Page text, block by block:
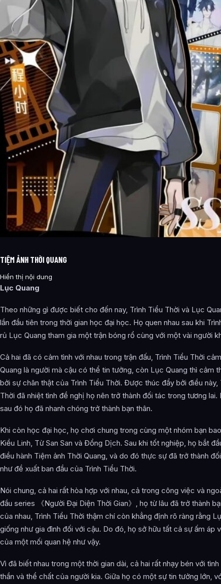
TIỆM ẢNH THỜI QUANG
Hiển thị nội dung
Lục Quang
Theo những gì được biết cho đến nay, Trình Tiểu Thời và Lục
lần đầu tiên trong thời gian học đại học. Họ quen nhau sau khi
rủ Lục Quang tham gia một trận bóng rổ cùng với một vài người
Cả hai đã có cảm tình với nhau trong trận đấu, Trình Tiểu Thời
Quang là người mà cậu có thể tin tưởng, còn Lục Quang thì cảm
bởi sự chân thật của Trình Tiểu Thời. Được thúc đẩy bởi điều này,
Thời đã nhiệt tình đề nghị họ nên trở thành đối tác trong tương lai.
sau đó họ đã nhanh chóng trở thành bạn thân.
Khi còn học đại học, họ chơi chung trong cùng một nhóm bạn
Kiều Linh, Từ San San và Đổng Dịch. Sau khi tốt nghiệp, họ bắt
điều hành Tiệm ảnh Thời Quang, và do đó thực sự đã trở thành
như đề xuất ban đầu của Trình Tiểu Thời.
Nói chung, cả hai rất hòa hợp với nhau, cả trong công việc và
đầu series 《Người Đại Diện Thời Gian》, họ từ lâu đã trở thành
của nhau, Trình Tiểu Thời thậm chí còn khẳng định rõ ràng rằng
giống như gia đình đối với cậu. Do đó, họ sở hữu tất cả sự ấm áp
của một mối quan hệ như vậy.
Vì đã biết nhau trong một thời gian dài, cả hai rất nhạy bén với
thần và thể chất của người kia. Giữa họ có một sự tin tưởng lớn,